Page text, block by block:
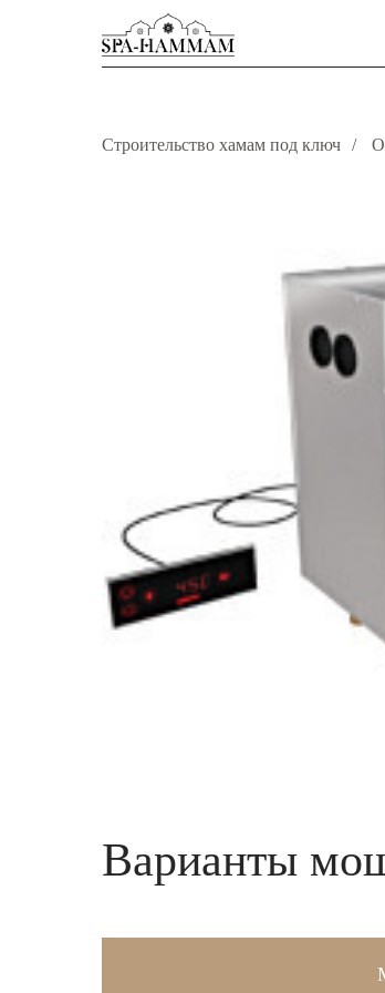
Строительство хамам под ключ /
Варианты